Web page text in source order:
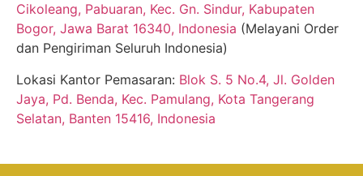
Cikoleang, Pabuaran, Kec. Gn. Sindur, Kabupaten
Bogor, Jawa Barat 16340, Indonesia (Melayani Order
dan Pengiriman Seluruh Indonesia)
Lokasi Kantor Pemasaran: Blok S. 5 No.4, Jl. Golden
Jaya, Pd. Benda, Kec. Pamulang, Kota Tangerang
Selatan, Banten 15416, Indonesia